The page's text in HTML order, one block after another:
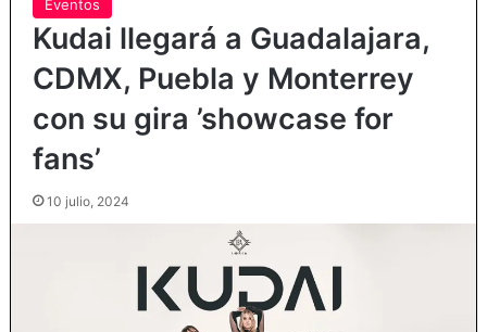
Eventos
Kudai llegará a Guadalajara,
CDMX, Puebla y Monterrey
con su gira ’showcase for
fans’
10 julio, 2024